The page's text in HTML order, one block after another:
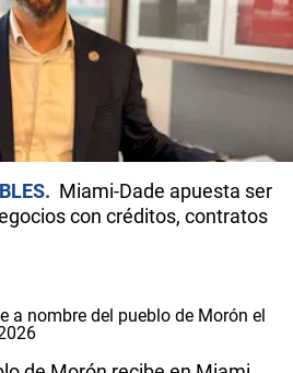
Miami-Dade apuesta ser
con créditos, contratos